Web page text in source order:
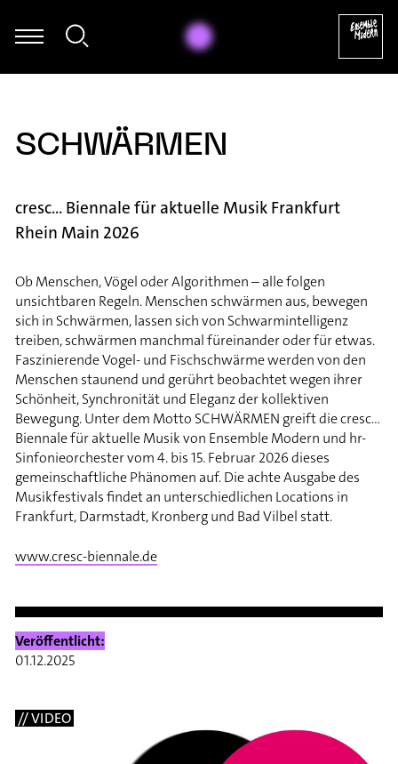
Uwe Dierksen - Folke Rabe: Basta für Posaune solo (1982)
SCHWÄRMEN
cresc... Biennale für aktuelle Musik Frankfurt
Rhein Main 2026
Veröffentlicht:
01.12.2025
// VIDEO
Ob Menschen, Vögel oder Algorithmen – alle folgen
unsichtbaren Regeln. Menschen schwärmen aus, bewegen
sich in Schwärmen, lassen sich von Schwarmintelligenz
treiben, schwärmen manchmal füreinander oder für etwas.
Faszinierende Vogel- und Fischschwärme werden von den
Menschen staunend und gerührt beobachtet wegen ihrer
Schönheit, Synchronität und Eleganz der kollektiven
Bewegung. Unter dem Motto SCHWÄRMEN greift die cresc…
Biennale für aktuelle Musik von Ensemble Modern und hr-
Sinfonieorchester vom 4. bis 15. Februar 2026 dieses
gemeinschaftliche Phänomen auf. Die achte Ausgabe des
Musikfestivals findet an unterschiedlichen Locations in
Frankfurt, Darmstadt, Kronberg und Bad Vilbel statt.
www.cresc-biennale.de